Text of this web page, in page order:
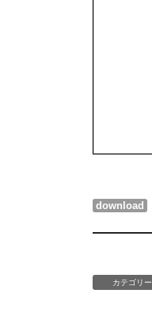
download
カテゴリー